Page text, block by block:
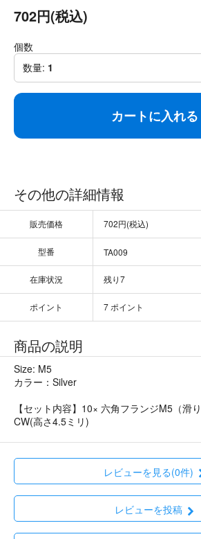
702円(税込)
個数
数量: 1
カートに入れる
その他の詳細情報
販売価格 702円(税込)
型番 TA009
在庫状況 残り7
ポイント 7 ポイント
商品の説明
Size: M5
カラー：Silver
【セット内容】10× 六角フランジM5（滑
CW(高さ4.5ミリ)
レビューを見る(0件)
レビューを投稿